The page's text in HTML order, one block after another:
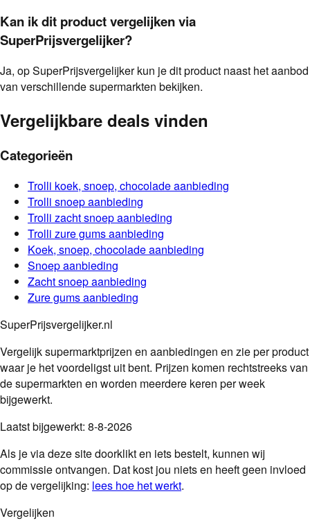
Kan ik dit product vergelijken via
SuperPrijsvergelijker?
Ja, op SuperPrijsvergelijker kun je dit product naast het aanbod
van verschillende supermarkten bekijken.
Vergelijkbare deals vinden
Categorieën
Trolli koek, snoep, chocoladeaanbieding
Trolli snoepaanbieding
Trolli zacht snoepaanbieding
Trolli zure gumsaanbieding
Koek, snoep, chocoladeaanbieding
Snoepaanbieding
Zacht snoepaanbieding
Zure gumsaanbieding
SuperPrijsvergelijker.nl
Vergelijk supermarktprijzen en aanbiedingen en zie per product
waar je het voordeligst uit bent. Prijzen komen rechtstreeks van
de supermarkten en worden meerdere keren per week
bijgewerkt.
Laatst bijgewerkt: 8-8-2026
Als je via deze site doorklikt en iets bestelt, kunnen wij
commissie ontvangen. Dat kost jou niets en heeft geen invloed
op de vergelijking: lees hoe het werkt.
Vergelijken